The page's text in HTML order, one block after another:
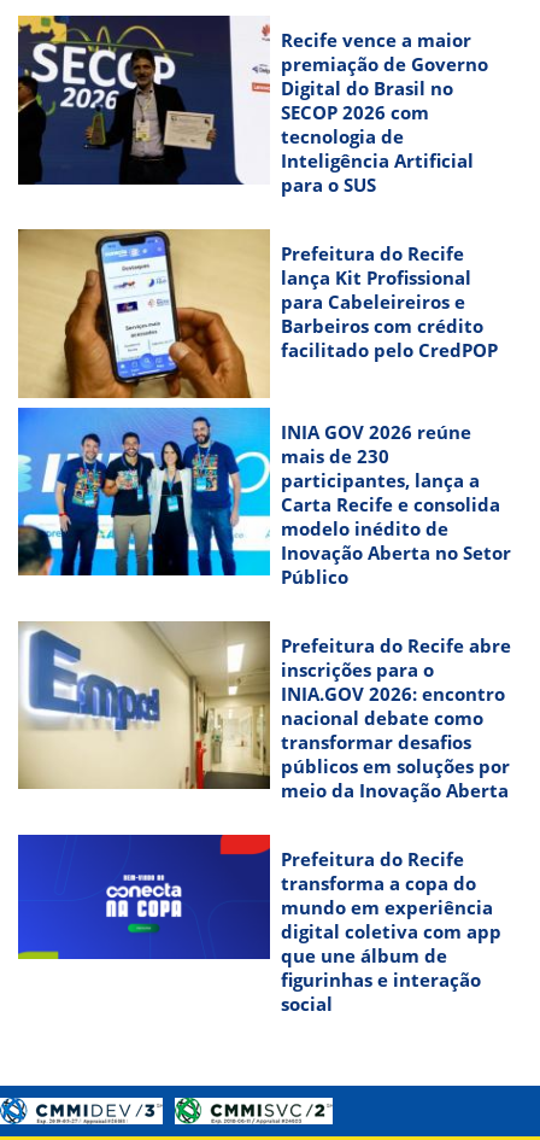
Recife vence a maior
premiação de Governo
Digital do Brasil no
SECOP 2026 com
tecnologia de
Inteligência Artificial
para o SUS
Prefeitura do Recife
lança Kit Profissional
para Cabeleireiros e
Barbeiros com crédito
facilitado pelo CredPOP
INIA GOV 2026 reúne
mais de 230
participantes, lança a
Carta Recife e consolida
modelo inédito de
Inovação Aberta no Setor
Público
Prefeitura do Recife abre
inscrições para o
INIA.GOV 2026: encontro
nacional debate como
transformar desafios
públicos em soluções por
meio da Inovação Aberta
Prefeitura do Recife
transforma a copa do
mundo em experiência
digital coletiva com app
que une álbum de
figurinhas e interação
social